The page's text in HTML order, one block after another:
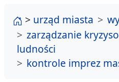
strona główna
> urząd miasta
zarządzanie
ludności
kontrole imprez